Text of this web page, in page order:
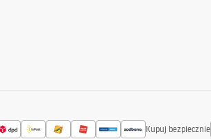
Kupuj bezpiecznie